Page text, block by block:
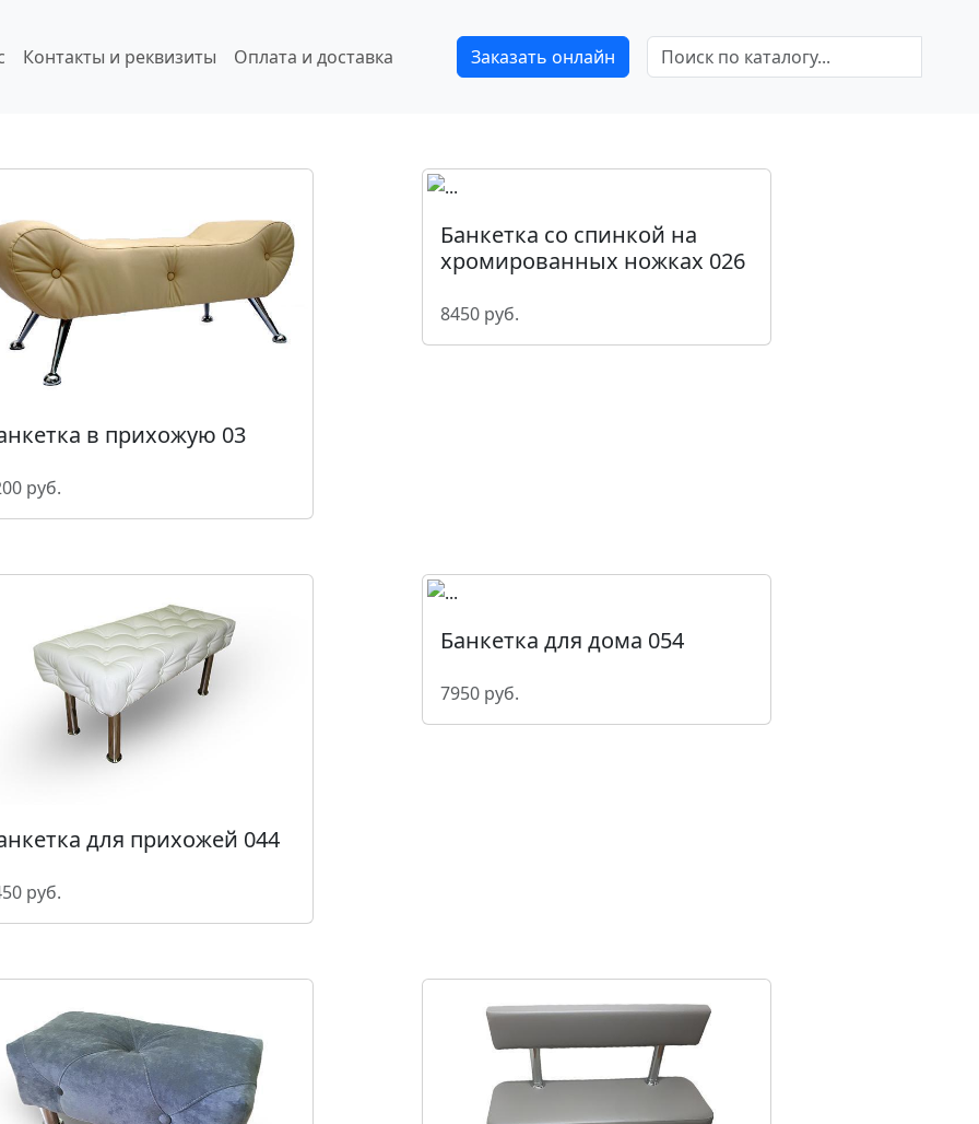
Контакты и реквизиты Оплата и доставка Заказать онлайн
в прихожую 03
руб.
Банкетка со спинкой на
хромированных ножках 026
8450 руб.
для прихожей 044
руб.
Банкетка для дома 054
7950 руб.